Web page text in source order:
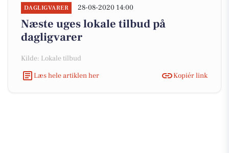
DAGLIGVARER 28-08-2020 14:00
Næste uges lokale tilbud på
dagligvarer
Kilde: Lokale tilbud
Læs hele artiklen her
Kopiér link